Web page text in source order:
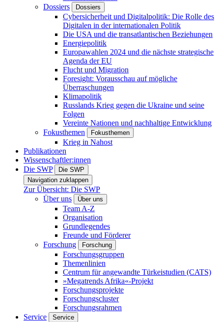
Dossiers
Dossiers
Cybersicherheit und Digitalpolitik: Die Rolle des
Digitalen in der internationalen Politik
Die USA und die transatlantischen Beziehungen
Energiepolitik
Europawahlen 2024 und die nächste strategische
Agenda der EU
Flucht und Migration
Foresight: Vorausschau auf mögliche
Überraschungen
Klimapolitik
Russlands Krieg gegen die Ukraine und seine
Folgen
Vereinte Nationen und nachhaltige Entwicklung
Fokusthemen
Fokusthemen
Krieg in Nahost
Publikationen
Wissenschaftler:innen
Die SWP
Die SWP
Navigation zuklappen
Zur Übersicht: Die SWP
Über uns
Über uns
Team A-Z
Organisation
Grundlegendes
Freunde und Förderer
Forschung
Forschung
Forschungsgruppen
Themenlinien
Centrum für angewandte Türkeistudien (CATS)
»Megatrends Afrika«-Projekt
Forschungsprojekte
Forschungscluster
Forschungsrahmen
Service
Service